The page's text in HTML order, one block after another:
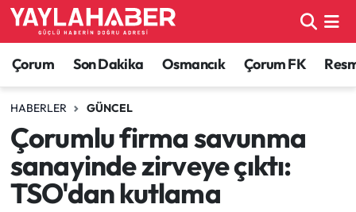
Çorum Son Dakika Osmancık Çorum FK
HABERLER GÜNCEL
Çorumlu firma savunma
sanayinde zirveye çıktı:
TSO'dan kutlama
Alaca Haberleri
Bayat Haberleri
Bilgi - Keşfet Haberleri
Bilim ve Teknoloji
Çorum Nöbetçi Eczaneler
Çorum Hava Durumu
Çorum Namaz Vakitleri
Çorum Trafik Yoğunluk Haritası